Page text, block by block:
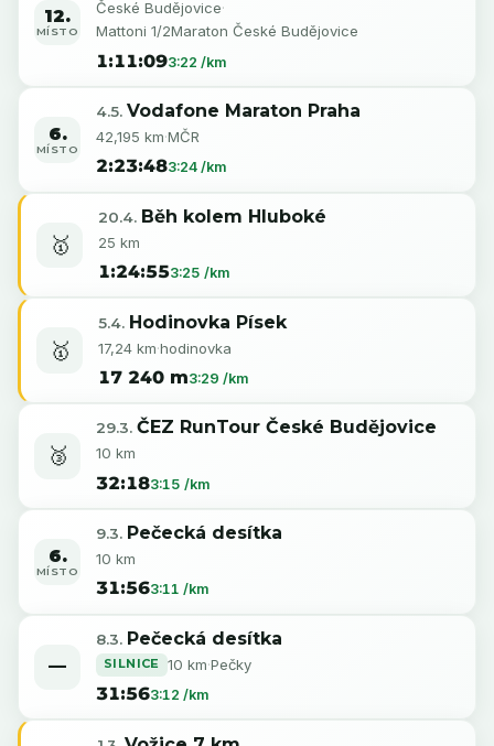
12.
MÍSTO
České Budějovice·
Mattoni 1/2Maraton České Budějovice
1:11:093:22 /km
6.
MÍSTO
4.5. Vodafone Maraton Praha
42,195 km·MČR
2:23:483:24 /km
🥇
20.4. Běh kolem Hluboké
25 km
1:24:553:25 /km
🥇
5.4. Hodinovka Písek
17,24 km·hodinovka
17 240 m3:29 /km
🥉
29.3. ČEZ RunTour České Budějovice
10 km
32:183:15 /km
6.
MÍSTO
9.3. Pečecká desítka
10 km
31:563:11 /km
—
8.3. Pečecká desítka
SILNICE 10 km·Pečky
31:563:12 /km